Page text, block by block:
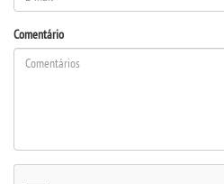
Comentário